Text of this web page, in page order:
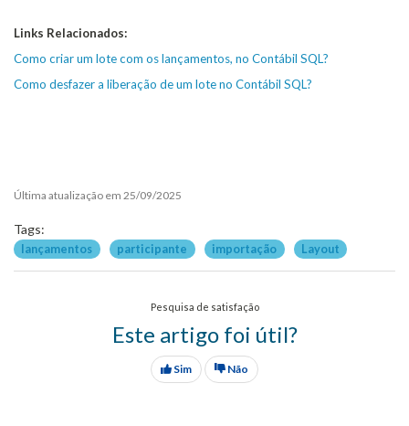
Links Relacionados:
Como criar um lote com os lançamentos, no Contábil SQL?
Como desfazer a liberação de um lote no Contábil SQL?
Última atualização em 25/09/2025
Tags:
lançamentos participante importação Layout
Pesquisa de satisfação
Este artigo foi útil?
Sim Não